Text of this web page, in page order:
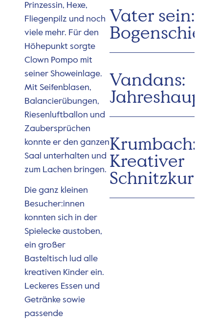
Prinzessin, Hexe,
Fliegenpilz und noch
viele mehr. Für den
Höhepunkt sorgte
Clown Pompo mit
seiner Showeinlage.
Mit Seifenblasen,
Balancierübungen,
Riesenluftballon und
Zaubersprüchen
konnte er den ganzen
Saal unterhalten und
zum Lachen bringen.
Die ganz kleinen
Besucher:innen
konnten sich in der
Spielecke austoben,
ein großer
Basteltisch lud alle
kreativen Kinder ein.
Leckeres Essen und
Getränke sowie
passende
Vater sein:
Vandans:
Krumbach:
Kreativer
Schnitzkurs